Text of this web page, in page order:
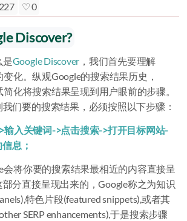
0
Discover?
是Google Discover ，我们首先要理解
化。纵观Google的搜索结果历史，
化将搜索结果呈现到用户眼前的步骤。
们要的搜索结果，必须按照以下步骤：
输入关键词->点击搜索->打开目标网站-
息；
会将你要的搜索结果最相近的内容直接呈
分直接呈现出来的，Google称之为知识
特色片段(featured snippets),或者其
SERP enhancements),于是搜索步骤